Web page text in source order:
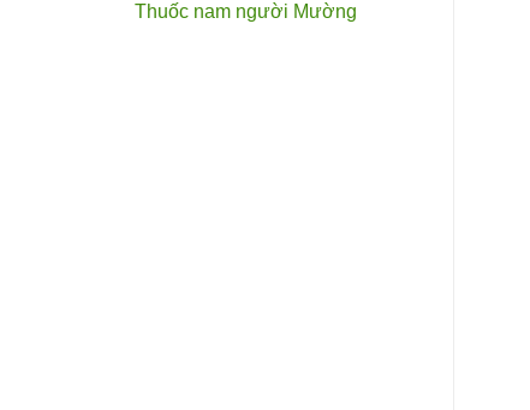
Thuốc nam người Mường